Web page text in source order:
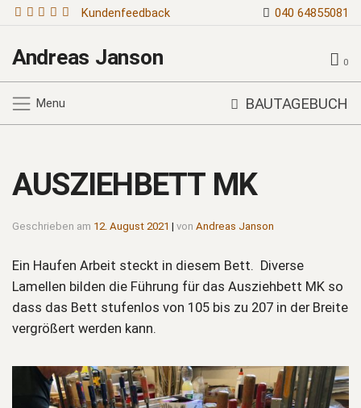
Kundenfeedback 040 64855081
Andreas Janson 0
Menu BAUTAGEBUCH
AUSZIEHBETT MK
Geschrieben am 12. August 2021 | von Andreas Janson
Ein Haufen Arbeit steckt in diesem Bett. Diverse
Lamellen bilden die Führung für das Ausziehbett MK so
dass das Bett stufenlos von 105 bis zu 207 in der Breite
vergrößert werden kann.